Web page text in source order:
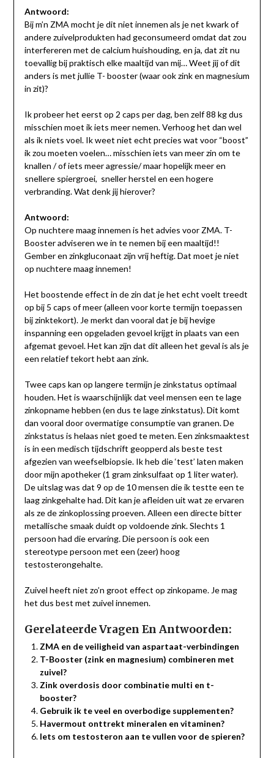
Antwoord:
Bij m’n ZMA mocht je dit niet innemen als je net kwark of
andere zuivelprodukten had geconsumeerd omdat dat zou
interfereren met de calcium huishouding, en ja, dat zit nu
toevallig bij praktisch elke maaltijd van mij… Weet jij of dit
anders is met jullie T- booster (waar ook zink en magnesium
in zit)?
Ik probeer het eerst op 2 caps per dag, ben zelf 88 kg dus
misschien moet ik iets meer nemen. Verhoog het dan wel
als ik niets voel. Ik weet niet echt precies wat voor “boost”
ik zou moeten voelen… misschien iets van meer zin om te
knallen / of iets meer agressie/ maar hopelijk meer en
snellere spiergroei, sneller herstel en een hogere
verbranding. Wat denk jij hierover?
Antwoord:
Op nuchtere maag innemen is het advies voor ZMA. T-
Booster adviseren we in te nemen bij een maaltijd!!
Gember en zinkgluconaat zijn vrij heftig. Dat moet je niet
op nuchtere maag innemen!
Het boostende effect in de zin dat je het echt voelt treedt
op bij 5 caps of meer (alleen voor korte termijn toepassen
bij zinktekort). Je merkt dan vooral dat je bij hevige
inspanning een opgeladen gevoel krijgt in plaats van een
afgemat gevoel. Het kan zijn dat dit alleen het geval is als je
een relatief tekort hebt aan zink.
Twee caps kan op langere termijn je zinkstatus optimaal
houden. Het is waarschijnlijk dat veel mensen een te lage
zinkopname hebben (en dus te lage zinkstatus). Dit komt
dan vooral door overmatige consumptie van granen. De
zinkstatus is helaas niet goed te meten. Een zinksmaaktest
is in een medisch tijdschrift geopperd als beste test
afgezien van weefselbiopsie. Ik heb die ‘test’ laten maken
door mijn apotheker (1 gram zinksulfaat op 1 liter water).
De uitslag was dat 9 op de 10 mensen die ik testte een te
laag zinkgehalte had. Dit kan je afleiden uit wat ze ervaren
als ze de zinkoplossing proeven. Alleen een directe bitter
metallische smaak duidt op voldoende zink. Slechts 1
persoon had die ervaring. Die persoon is ook een
stereotype persoon met een (zeer) hoog
testosterongehalte.
Zuivel heeft niet zo’n groot effect op zinkopame. Je mag
het dus best met zuivel innemen.
Gerelateerde Vragen En Antwoorden:
ZMA en de veiligheid van aspartaat-verbindingen
T-Booster (zink en magnesium) combineren met
zuivel?
Zink overdosis door combinatie multi en t-
booster?
Gebruik ik te veel en overbodige supplementen?
Havermout onttrekt mineralen en vitaminen?
Iets om testosteron aan te vullen voor de spieren?